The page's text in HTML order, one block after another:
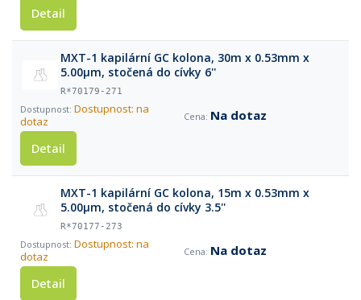
Detail
MXT-1 kapilární GC kolona, 30m x 0.53mm x
5.00μm, stočená do cívky 6''
R*70179-271
Dostupnost: na
dotaz
Na dotaz
Detail
MXT-1 kapilární GC kolona, 15m x 0.53mm x
5.00μm, stočená do cívky 3.5''
R*70177-273
Dostupnost: na
dotaz
Na dotaz
Detail